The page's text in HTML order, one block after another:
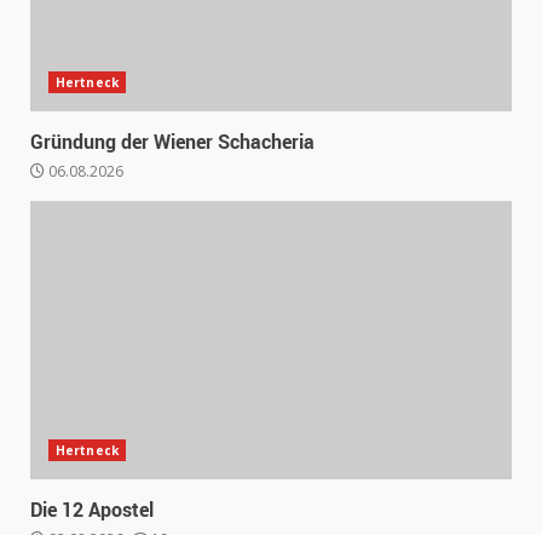
Hertneck
Gründung der Wiener Schacheria
06.08.2026
Hertneck
Die 12 Apostel